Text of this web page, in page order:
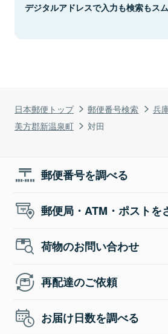
日本郵便トップ 郵便番号検索
兵
美方郡新温泉町
対田
デジタルアドレスで入力も検索もスム
郵便番号を調べる
郵便局・ATM・ポストを
荷物のお問い合わせ
再配達のご依頼
お届け日数を調べる